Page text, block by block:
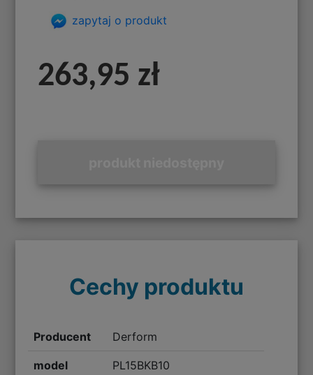
zapytaj o produkt
263,95 zł
Cechy produktu
Producent Derform
model PL15BKB10